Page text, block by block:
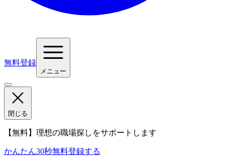
無料登録
メニュー
閉じる
【無料】理想の職場探しをサポートします
かんたん30秒無料登録する